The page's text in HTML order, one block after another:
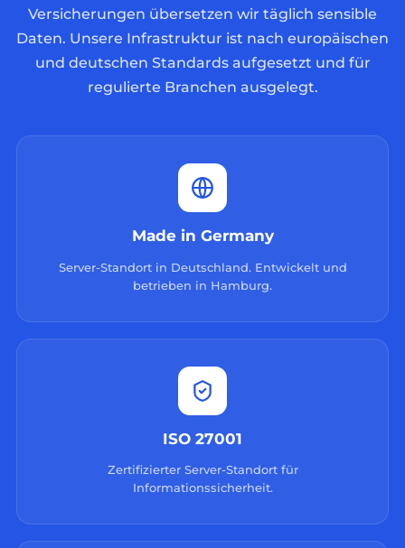
Versicherungen übersetzen wir täglich sensible
Daten. Unsere Infrastruktur ist nach europäischen
und deutschen Standards aufgesetzt und für
regulierte Branchen ausgelegt.
Made in Germany
Server-Standort in Deutschland. Entwickelt und
betrieben in Hamburg.
ISO 27001
Zertifizierter Server-Standort für
Informationssicherheit.